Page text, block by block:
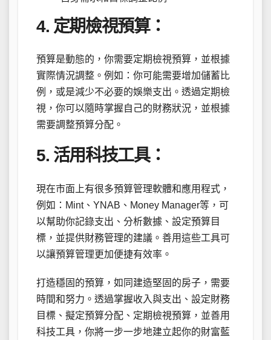
4. 定期檢視預算：
預算是動態的，你需要定期檢視預算，並根據
實際情況調整。例如：你可能需要增加儲蓄比
例，或是減少不必要的娛樂支出。透過定期檢
視，你可以隨時掌握自己的財務狀況，並根據
需要調整預算分配。
5. 活用科技工具：
現在市面上有很多預算管理軟體和應用程式，
例如：Mint、YNAB、Money Manager等，可
以幫助你記錄支出、分析數據、設定預算目
標，並提供財務管理的建議。善用這些工具可
以讓預算管理更加便捷有效率。
打造穩固的預算，如同建造堅固的房子，需要
時間和努力。透過掌握收入與支出、設定財務
目標、擬定預算分配、定期檢視預算，並善用
科技工具，你將一步一步地建立起你的財富藍